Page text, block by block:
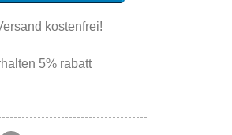
kostenfrei!
5% rabatt